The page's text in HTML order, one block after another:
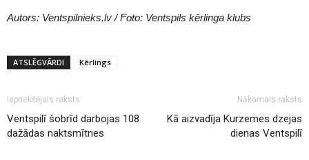
Autors: Ventspilnieks.lv / Foto: Ventspils kērlinga klubs
ATSLĒGVĀRDI Kērlings
Iepriekšējais raksts
Ventspilī šobrīd darbojas 108
dažādas naktsmītnes
Nākamais raksts
Kā aizvadīja Kurzemes dzejas
dienas Ventspilī